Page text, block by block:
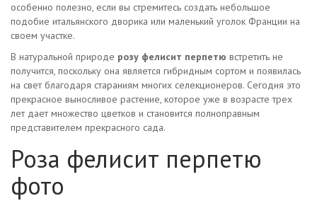
особенно полезно, если вы стремитесь создать небольшое
подобие итальянского дворика или маленький уголок Франции на
своем участке.
В натуральной природе розу фелисит перпетю встретить не
получится, поскольку она является гибридным сортом и появилась
на свет благодаря стараниям многих селекционеров. Сегодня это
прекрасное выносливое растение, которое уже в возрасте трех
лет дает множество цветков и становится полноправным
представителем прекрасного сада.
Роза фелисит перпетю
фото